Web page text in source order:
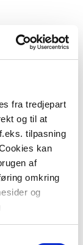
fra tredjepart
og til at
tilpasning
kan
af
omkring
og